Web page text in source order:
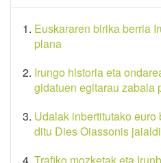
Euskararen birika berria
plana
Irungo historia eta
gidatuen egitarau zabala
Udalak inbertitutako
ditu Dies Oiassonis